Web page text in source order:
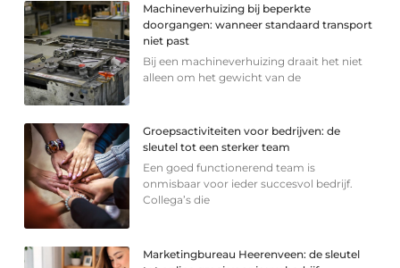
Machineverhuizing bij beperkte
doorgangen: wanneer standaard transport
niet past
Bij een machineverhuizing draait het niet
alleen om het gewicht van de
Groepsactiviteiten voor bedrijven: de
sleutel tot een sterker team
Een goed functionerend team is
onmisbaar voor ieder succesvol bedrijf.
Collega’s die
Marketingbureau Heerenveen: de sleutel